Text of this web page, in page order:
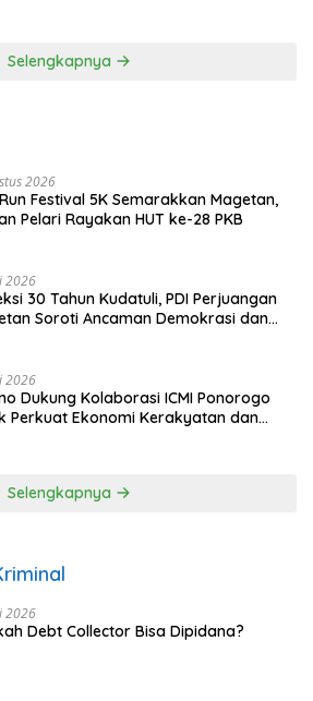
Selengkapnya
2026
Festival 5K Semarakkan Magetan,
Pelari Rayakan HUT ke-28 PKB
2026
30 Tahun Kudatuli, PDI Perjuangan
Soroti Ancaman Demokrasi dan
2026
Dukung Kolaborasi ICMI Ponorogo
Perkuat Ekonomi Kerakyatan dan
Selengkapnya
2026
Debt Collector Bisa Dipidana?